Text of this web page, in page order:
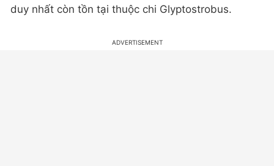
duy nhất còn tồn tại thuộc chi Glyptostrobus.